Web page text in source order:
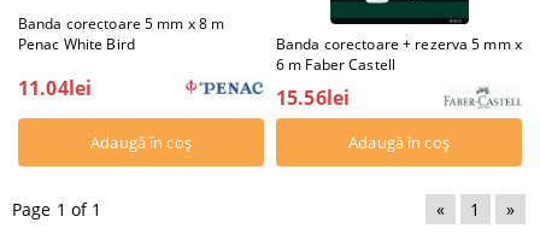
Banda corectoare 5 mm x 8 m
Penac White Bird
11.04lei
Banda corectoare + rezerva 5 mm x
6 m Faber Castell
15.56lei
Page 1 of 1 « 1 »